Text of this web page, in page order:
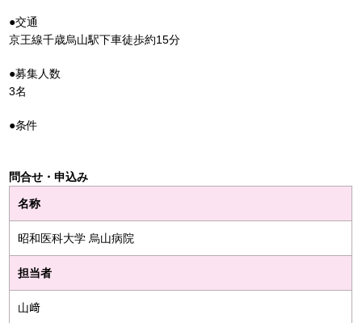
●交通
京王線千歳烏山駅下車徒歩約15分
●募集人数
3名
●条件
問合せ・申込み
名称
昭和医科大学 烏山病院
担当者
山﨑